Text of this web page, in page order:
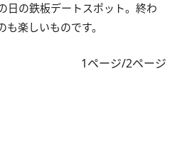
日の鉄板デートスポット。終わ
楽しいものです。
1ページ/2ページ